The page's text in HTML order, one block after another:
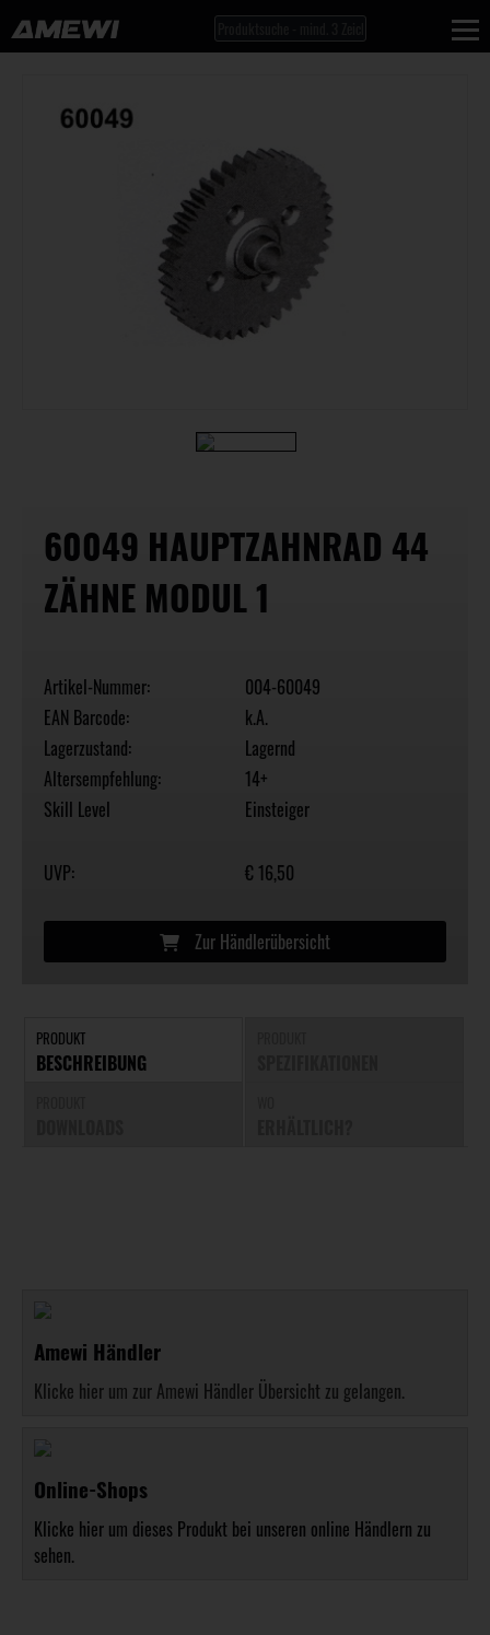
60049 HAUPTZAHNRAD 44
ZÄHNE MODUL 1
Artikel-Nummer:
004-60049
EAN Barcode:
k.A.
Lagerzustand:
Lagernd
Altersempfehlung:
14+
Skill Level
Einsteiger
UVP: € 16,50
Zur Händlerübersicht
PRODUKT
BESCHREIBUNG
Amewi Händler
Klicke hier um zur Amewi Händler Übersicht zu gelangen.
Online-Shops
Klicke hier um dieses Produkt bei unseren online Händlern zu
sehen.